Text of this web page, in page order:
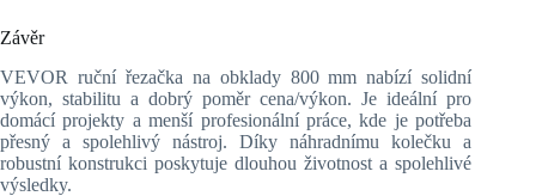
Závěr
VEVOR ruční řezačka na obklady 800 mm nabízí solidní
výkon, stabilitu a dobrý poměr cena/výkon. Je ideální pro
domácí projekty a menší profesionální práce, kde je potřeba
přesný a spolehlivý nástroj. Díky náhradnímu kolečku a
robustní konstrukci poskytuje dlouhou životnost a spolehlivé
výsledky.